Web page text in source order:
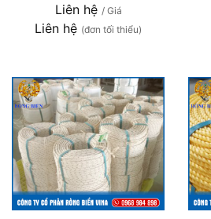
Liên hệ / Giá
Liên hệ (đơn tối thiểu)